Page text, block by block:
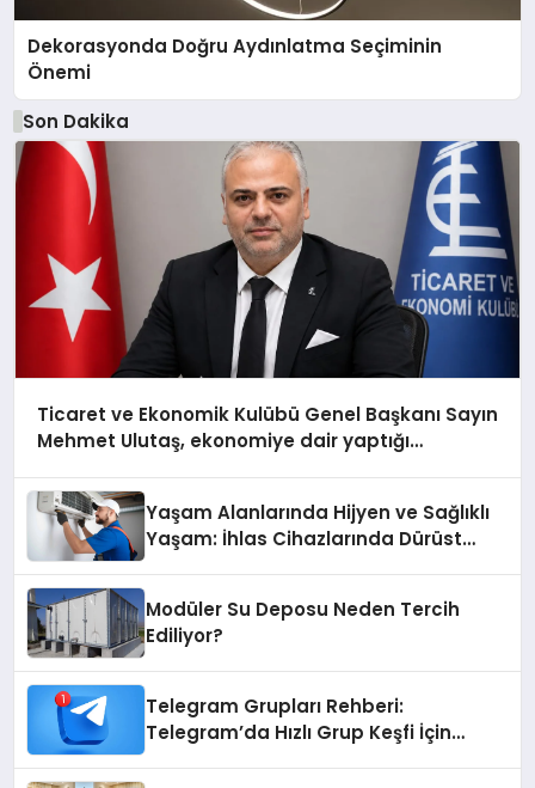
Dekorasyonda Doğru Aydınlatma Seçiminin
Önemi
Son Dakika
Ticaret ve Ekonomik Kulübü Genel Başkanı Sayın
Mehmet Ulutaş, ekonomiye dair yaptığı
Yaşam Alanlarında Hijyen ve Sağlıklı
Yaşam: İhlas Cihazlarında Dürüst
Modüler Su Deposu Neden Tercih
Ediliyor?
Telegram Grupları Rehberi:
Telegram’da Hızlı Grup Keşfi İçin